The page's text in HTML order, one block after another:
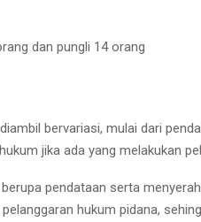
dan pungli 14 orang
bervariasi, mulai dari
jika ada yang melakukan
pendataan serta
hukum pidana,